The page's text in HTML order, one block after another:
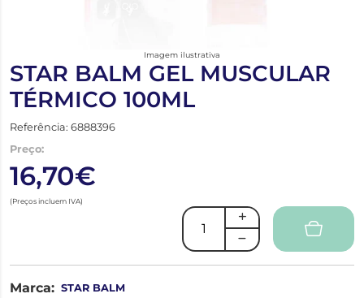
Imagem ilustrativa
STAR BALM GEL MUSCULAR
TÉRMICO 100ML
Referência: 6888396
Preço:
16,70€
(Preços incluem IVA)
Marca: STAR BALM